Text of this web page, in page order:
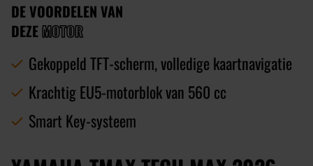
DE VOORDELEN VAN
DEZEMOTOR
Gekoppeld TFT-scherm, volledige kaartnavigatie
Krachtig EU5-motorblok van 560 cc
Smart Key-systeem